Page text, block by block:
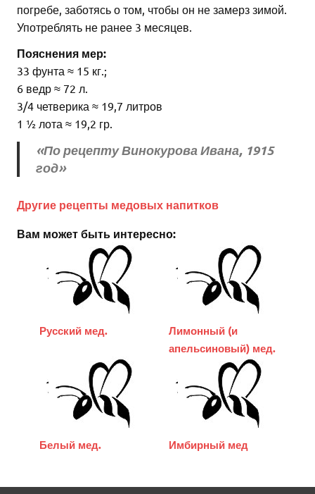
погребе, заботясь о том, чтобы он не замерз зимой.
Употреблять не ранее 3 месяцев.
Пояснения мер:
33 фунта ≈ 15 кг.;
6 ведр ≈ 72 л.
3/4 четверика ≈ 19,7 литров
1 ½ лота ≈ 19,2 гр.
«По рецепту Винокурова Ивана, 1915
год»
Другие рецепты медовых напитков
Вам может быть интересно:
Русский мед.
Лимонный (и
апельсиновый) мед.
Белый мед. Имбирный мед